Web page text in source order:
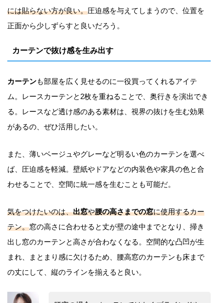
には貼らない方が良い。圧迫感を与えてしまうので、位置を
正面から少しずらすと良いだろう。
カーテンで抜け感を生み出す
カーテンも部屋を広く見せるのに一役買ってくれるアイテ
ム。レースカーテンと2枚を重ねることで、奥行きを演出でき
る。レースなど透け感のある素材は、視界の抜けを生む効果
があるの、ぜひ活用したい。
また、薄いベージュやグレーなど明るい色のカーテンを選べ
ば、圧迫感を軽減。壁紙やドアなどの内装色や家具の色と合
わせることで、空間に統一感を生むことも可能だ。
気をつけたいのは、出窓や腰の高さまでの窓に使用するカー
テン。窓の高さに合わせると丈が壁の途中までとなり、掃き
出し窓のカーテンと高さが合わなくなる。空間的な凸凹が生
まれ、まとまり感に欠けるため、腰高窓のカーテンも床まで
の丈にして、縦のラインを揃えると良い。